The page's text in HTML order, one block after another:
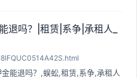
退吗？|租赁|系争|承租人_
能退吗？,蜈蚣,租赁,系争,承租人